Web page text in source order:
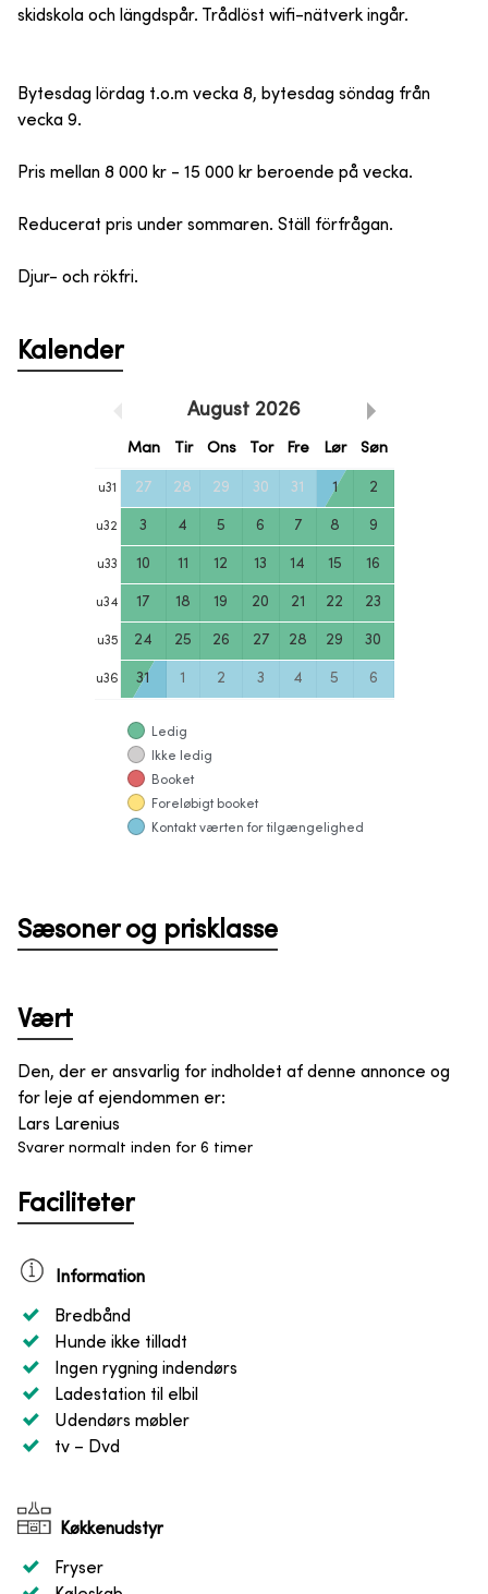
skidskola och längdspår. Trådlöst wifi-nätverk ingår.
Bytesdag lördag t.o.m vecka 8, bytesdag söndag från
vecka 9.
Pris mellan 8 000 kr - 15 000 kr beroende på vecka.
Reducerat pris under sommaren. Ställ förfrågan.
Djur- och rökfri.
Kalender
August 2026
Man Tir Ons Tor Fre Lør Søn
u31 27 28 29 30 31 1 2
u32 3 4 5 6 7 8 9
u33 10 11 12 13 14 15 16
u34 17 18 19 20 21 22 23
u35 24 25 26 27 28 29 30
u36 31 1 2 3 4 5 6
Ledig
Ikke ledig
Booket
Foreløbigt booket
Kontakt værten for tilgængelighed
Sæsoner og prisklasse
Vært
Den, der er ansvarlig for indholdet af denne annonce og
for leje af ejendommen er:
Lars Larenius
Svarer normalt inden for 6 timer
Faciliteter
Information
Bredbånd
Hunde ikke tilladt
Ingen rygning indendørs
Ladestation til elbil
Udendørs møbler
tv – Dvd
Køkkenudstyr
Fryser